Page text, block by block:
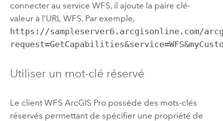
connecter au service WFS, il ajoute la paire clé-
valeur à l’URL WFS. Par exemple,
https://sampleserver6.arcgisonline.com/
Utiliser un mot-clé réservé
Le client WFS ArcGIS Propossède des mots-clés
réservés permettant de spécifier une propriété de